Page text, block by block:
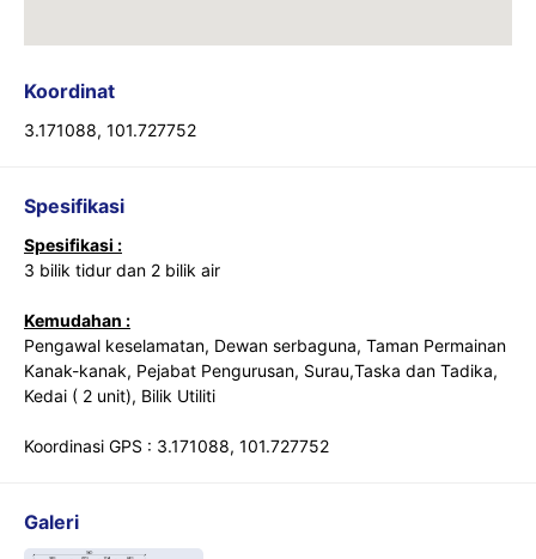
Koordinat
3.171088, 101.727752
Spesifikasi
Spesifikasi :
3 bilik tidur dan 2 bilik air
Kemudahan :
Pengawal keselamatan, Dewan serbaguna, Taman Permainan
Kanak-kanak, Pejabat Pengurusan, Surau,Taska dan Tadika,
Kedai ( 2 unit), Bilik Utiliti
Koordinasi GPS : 3.171088, 101.727752
Galeri